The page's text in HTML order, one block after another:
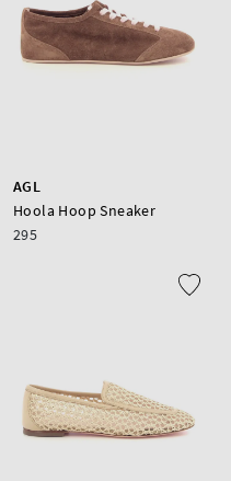
AGL
Hoola Hoop Sneaker
295